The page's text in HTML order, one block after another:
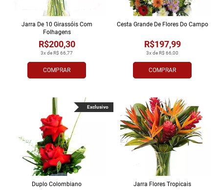
COMPRAR
3x de R$ 66,77
R$200,30
Jarra De 10 Girassóis Com
Folhagens
COMPRAR
3x de R$ 66,00
R$197,99
Cesta Grande De Flores Do Campo
Duplo Colombiano
Exclusivo
Jarra Flores Tropi­cais